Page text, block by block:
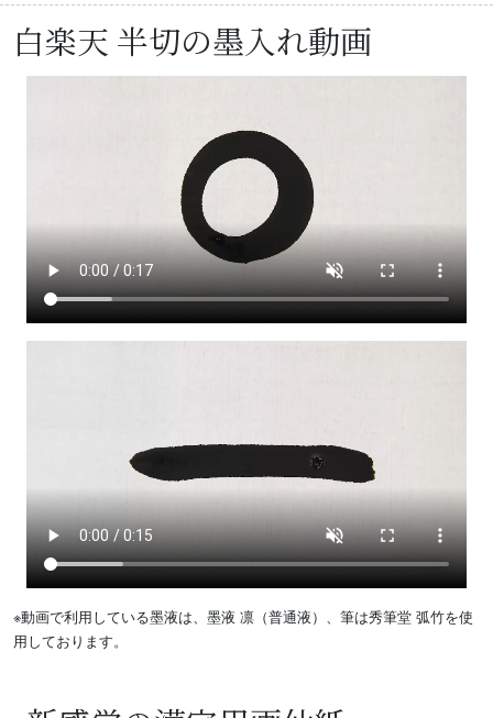
白楽天 半切の墨入れ動画
※動画で利用している墨液は、墨液 凛（普通液）、筆は秀筆堂 弧竹を使
用しております。